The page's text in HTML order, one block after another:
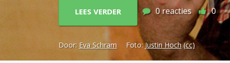
Door: Eva Schram Foto:Justin Hoch (cc)
LEES VERDER 0reacties 0